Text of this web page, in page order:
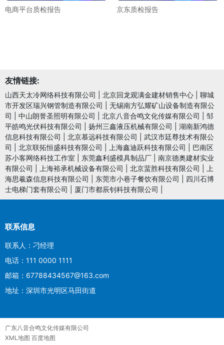
电商平台质检报告 京东质检报告
友情链接:
山西天太冷网络科技有限公司 北京回龙观满金建材销售中心
聊城
市开发区瑞兴钢管制造有限公司
无锡南方弘耀矿山设备制造有限公
司
中山朗誉圣照明有限公司 北京八音合鸣文化传媒有限公司
邹
平皓鸣光伏科技有限公司
扬州三鑫液压机械有限公司
湖南新鸿德
信息科技有限公司
北京慕远科技有限公司
武汉市廷尊技术有限公
司
北京联拓恒盛科技有限公司 上海鑫迪跃科技有限公司
巴南区
苏小客网络科技工作室
东莞鑫利盛模具制品厂
南京德奥建材实业
有限公司
上海裕承机械设备有限公司 北京蜚胜科技有限公司
上
海思羲森信息科技有限公司
东莞市小巷子餐饮有限公司
四川石博
士电梯门套有限公司
厦门市都辰钊科技有限公司
联系信息
联系人：刁经理
电话：111 0000 1111
邮箱：67788434567@163.com
地址：深圳市光明区马田街道
广东八音合鸣文化传媒有限公司
XML地图 百度地图